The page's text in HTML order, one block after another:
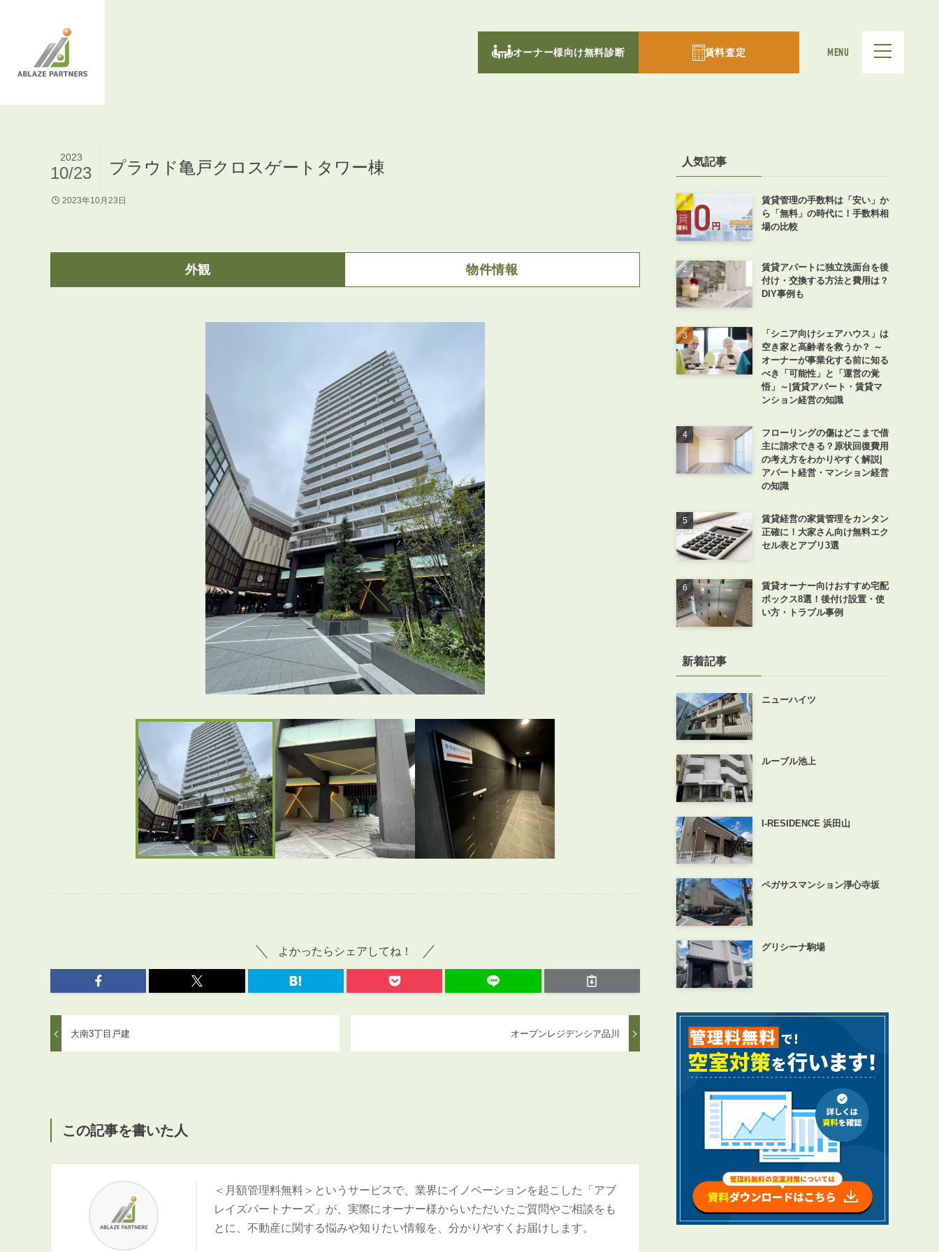
オーナー様向け無料診断 賃料査定 MENU
プラウド亀戸クロスゲートタワー棟
2023
10/23
2023年10月23日
外観 物件情報
よかったらシェアしてね！
大南3丁目戸建 オープンレジデンシア品川
この記事を書いた人
＜月額管理料無料＞というサービスで、業界にイノベーションを起こした「アブ
レイズパートナーズ」が、実際にオーナー様からいただいたご質問やご相談をも
とに、不動産に関する悩みや知りたい情報を、分かりやすくお届けします。
人気記事
賃貸管理の手数料は「安い」か
ら「無料」の時代に！手数料相
場の比較
賃貸アパートに独立洗面台を後
付け・交換する方法と費用は？
DIY事例も
「シニア向けシェアハウス」は
空き家と高齢者を救うか？ ～
オーナーが事業化する前に知る
べき「可能性」と「運営の覚
悟」～|賃貸アパート・賃貸マ
ンション経営の知識
フローリングの傷はどこまで借
主に請求できる？原状回復費用
の考え方をわかりやすく解説|
アパート経営・マンション経営
の知識
賃貸経営の家賃管理をカンタン
正確に！大家さん向け無料エク
セル表とアプリ3選
賃貸オーナー向けおすすめ宅配
ボックス8選！後付け設置・使
い方・トラブル事例
新着記事
ニューハイツ
ルーブル池上
I-RESIDENCE 浜田山
ペガサスマンション淨心寺坂
グリシーナ駒場